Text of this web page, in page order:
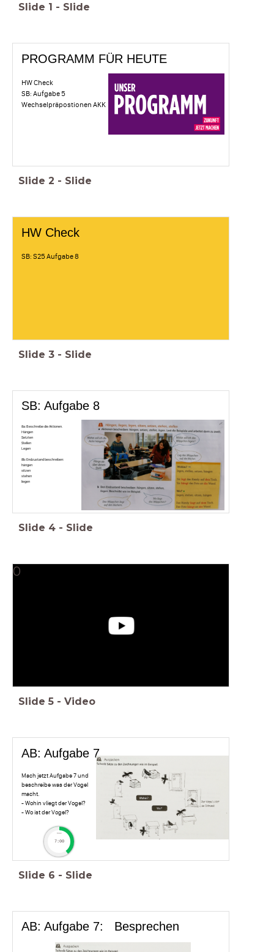
Slide 1 - Slide
PROGRAMM FÜR HEUTE
HW Check
SB: Aufgabe 5
Wechselpräpostionen AKK
Slide 2 - Slide
HW Check
SB: S25 Aufgabe 8
Slide 3 - Slide
SB: Aufgabe 8
8a: Beschreibe die Aktionen.
Hängen
Setzten
Stellen
Legen
8b: Endzustand beschreiben:
hängen
sitzen
stehen
liegen
Slide 4 - Slide
0
Slide 5 - Video
AB: Aufgabe 7
Mach jetzt Aufgabe 7 und
beschreibe was der Vogel
macht.
- Wohin vliegt der Vogel?
- Wo ist der Vogel?
timer
7:00
Slide 6 - Slide
AB: Aufgabe 7: Besprechen